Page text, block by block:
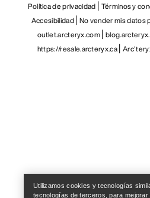
Política de privacidad Términos y
Accesibilidad No vender mis datos
outlet.arcteryx.com
https://resale.arcteryx.ca
Utilizamos cookies y tecnologías
tecnologías de terceros, para